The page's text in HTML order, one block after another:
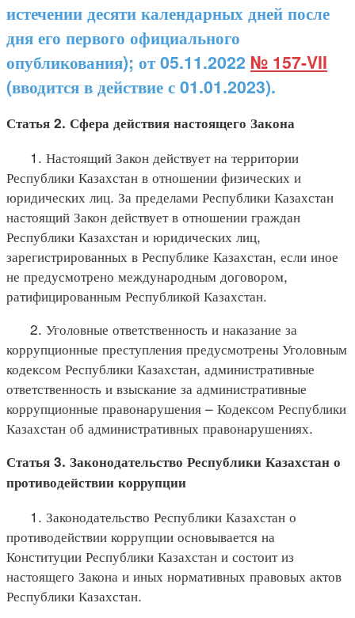
истечении десяти календарных дней после
дня его первого официального
опубликования); от 05.11.2022 № 157-VII
(вводится в действие с 01.01.2023).
Статья 2. Сфера действия настоящего Закона
1. Настоящий Закон действует на территории
Республики Казахстан в отношении физических и
юридических лиц. За пределами Республики Казахстан
настоящий Закон действует в отношении граждан
Республики Казахстан и юридических лиц,
зарегистрированных в Республике Казахстан, если иное
не предусмотрено международным договором,
ратифицированным Республикой Казахстан.
2. Уголовные ответственность и наказание за
коррупционные преступления предусмотрены Уголовным
кодексом Республики Казахстан, административные
ответственность и взыскание за административные
коррупционные правонарушения – Кодексом Республики
Казахстан об административных правонарушениях.
Статья 3. Законодательство Республики Казахстан о
противодействии коррупции
1. Законодательство Республики Казахстан о
противодействии коррупции основывается на
Конституции Республики Казахстан и состоит из
настоящего Закона и иных нормативных правовых актов
Республики Казахстан.